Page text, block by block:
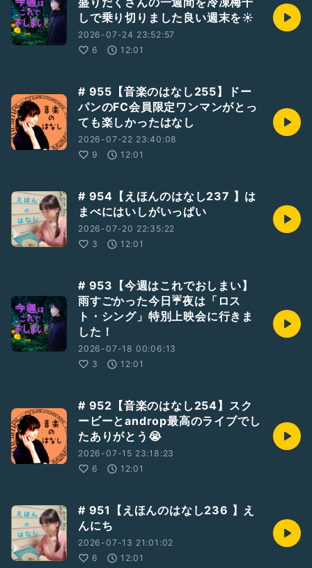
しで乗り切りました良い週末を☀️
2026-07-24 23:52:57
6
12:01
# 955【音楽のはなし255】ドー
パンのFC会員限定ワンマンがとっ
ても楽しかったはなし
2026-07-22 23:40:08
9
12:01
# 954【えほんのはなし237 】は
まべにはいしがいっぱい
2026-07-20 22:35:22
3
12:01
# 953【今週はこれでおしまい】
雨すごかった今日☔夜は「ロス
ト・シング」特別上映会に行きま
した！
2026-07-18 00:06:13
3
12:01
# 952【音楽のはなし254】スク
ービーとandrop最高のライブでし
たありがとう😭
2026-07-15 23:18:23
6
12:01
# 951【えほんのはなし236 】え
んにち
2026-07-13 21:01:02
6
12:01